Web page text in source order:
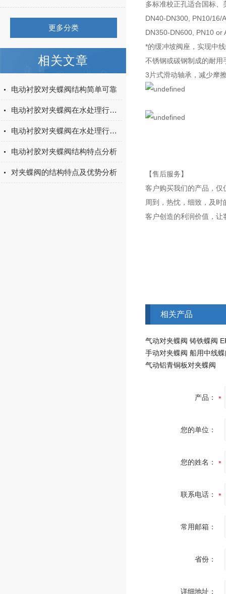
更多分类
相关文章
电动衬胶对夹蝶阀结构简单可靠
电动衬胶对夹蝶阀在水处理行业中的具体用途
电动衬胶对夹蝶阀在水处理行业的用途
电动衬胶对夹蝶阀结构特点分析
对夹蝶阀的结构特点及优势分析
多标准校正孔适合国标
DN40-DN300, PN10/16/
DN350-DN600, PN10 or
*的缓冲坡阀座，实现中
不锈钢或碳钢制成的耐用
3片式滑动轴承，减少摩
【售后服务】
客户购买我们的产品，
周到，热忱，细致，及
客户创造的利润价值，
相关产品
气动对夹蝶阀 铸铁蝶阀
手动对夹蝶阀 船用中线
气动铝青铜板对夹蝶阀
产品：
您的单位：
您的姓名：
联系电话：
常用邮箱：
省份：
详细地址：